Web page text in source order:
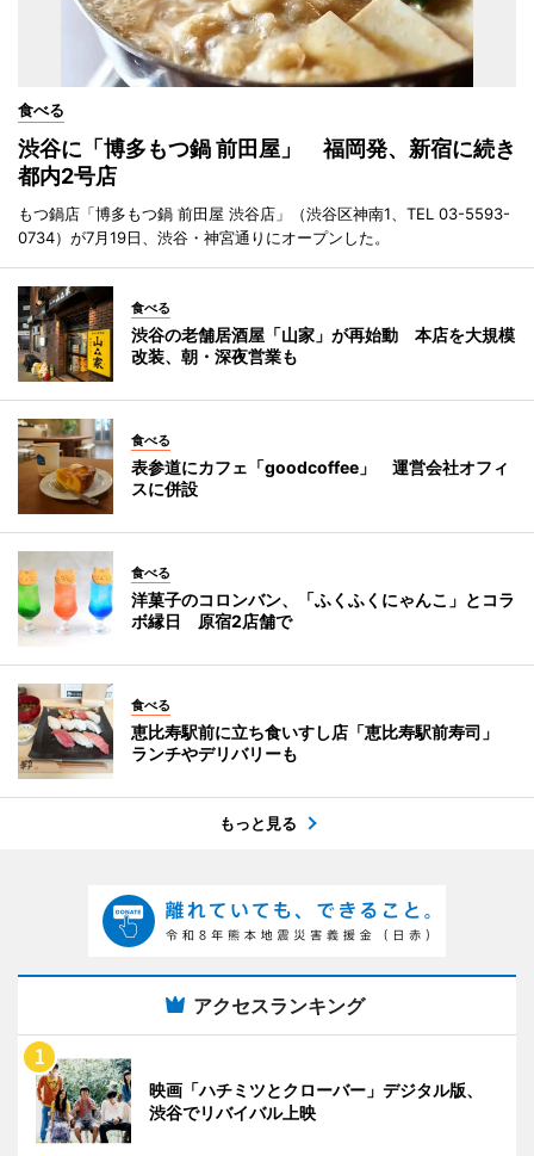
食べる
渋谷に「博多もつ鍋 前田屋」 福岡発、新宿に続き
都内2号店
もつ鍋店「博多もつ鍋 前田屋 渋谷店」（渋谷区神南1、TEL 03-5593-
0734）が7月19日、渋谷・神宮通りにオープンした。
食べる
渋谷の老舗居酒屋「山家」が再始動 本店を大規模
改装、朝・深夜営業も
食べる
表参道にカフェ「goodcoffee」 運営会社オフィ
スに併設
食べる
洋菓子のコロンバン、「ふくふくにゃんこ」とコラ
ボ縁日 原宿2店舗で
食べる
恵比寿駅前に立ち食いすし店「恵比寿駅前寿司」
ランチやデリバリーも
もっと見る
アクセスランキング
映画「ハチミツとクローバー」デジタル版、
渋谷でリバイバル上映